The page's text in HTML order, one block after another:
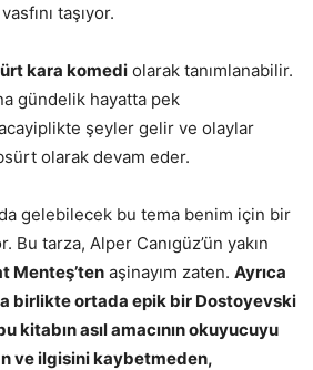
taşıyor.
kara komedi olarak tanımlanabilir.
gündelik hayatta pek
acayiplikte şeyler gelir ve olaylar
olarak devam eder.
gelebilecek bu tema benim için bir
tarza, Alper Canıgüz’ün yakın
Menteş’ten aşinayım zaten. Ayrıca
birlikte ortada epik bir Dostoyevski
kitabın asıl amacının okuyucuyu
ve ilgisini kaybetmeden,